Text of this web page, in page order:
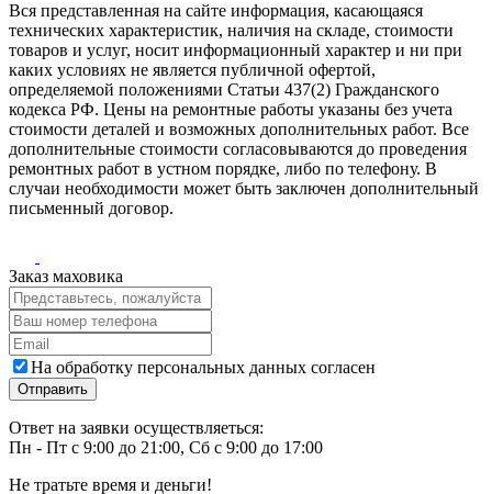
Вся представленная на сайте информация, касающаяся
технических характеристик, наличия на складе, стоимости
товаров и услуг, носит информационный характер и ни при
каких условиях не является публичной офертой,
определяемой положениями Статьи 437(2) Гражданского
кодекса РФ. Цены на ремонтные работы указаны без учета
стоимости деталей и возможных дополнительных работ. Все
дополнительные стоимости согласовываются до проведения
ремонтных работ в устном порядке, либо по телефону. В
случаи необходимости может быть заключен дополнительный
письменный договор.
Заказ маховика
На обработку персональных данных согласен
Ответ на заявки осуществляеться:
Пн - Пт с 9:00 до 21:00, Сб с 9:00 до 17:00
Не тратьте время и деньги!